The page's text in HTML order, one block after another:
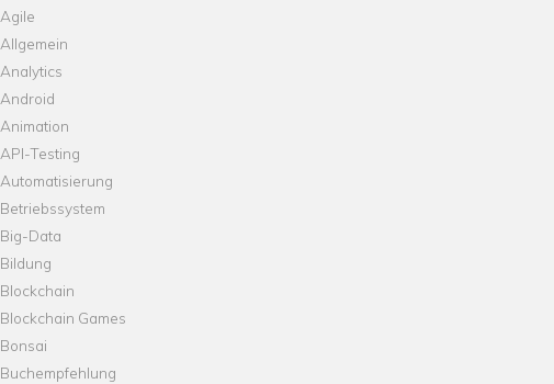
Agile
Allgemein
Analytics
Android
Animation
API-Testing
Automatisierung
Betriebssystem
Big-Data
Bildung
Blockchain
Blockchain Games
Bonsai
Buchempfehlung